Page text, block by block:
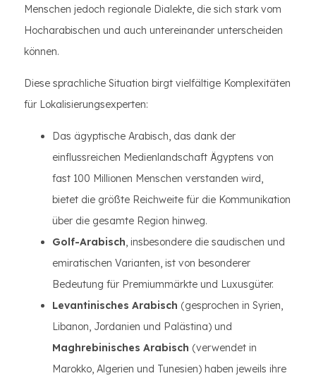
Menschen jedoch regionale Dialekte, die sich stark vom
Hocharabischen und auch untereinander unterscheiden
können.
Diese sprachliche Situation birgt vielfältige Komplexitäten
für Lokalisierungsexperten:
Das ägyptische Arabisch, das dank der
einflussreichen Medienlandschaft Ägyptens von
fast 100 Millionen Menschen verstanden wird,
bietet die größte Reichweite für die Kommunikation
über die gesamte Region hinweg.
Golf-Arabisch, insbesondere die saudischen und
emiratischen Varianten, ist von besonderer
Bedeutung für Premiummärkte und Luxusgüter.
Levantinisches Arabisch (gesprochen in Syrien,
Libanon, Jordanien und Palästina) und
Maghrebinisches Arabisch (verwendet in
Marokko, Algerien und Tunesien) haben jeweils ihre